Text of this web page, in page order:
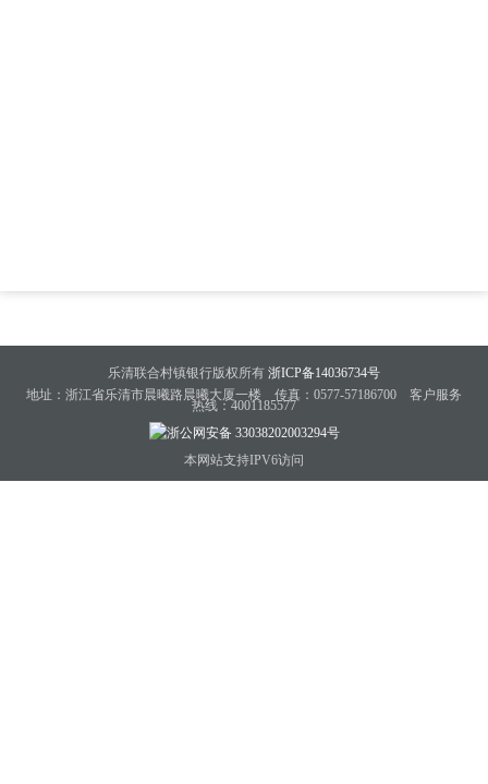
乐清联合村镇银行版权所有 浙ICP备14036734号
地址：浙江省乐清市晨曦路晨曦大厦一楼 传真：0577-57186700 客户服务
热线：4001185577
浙公网安备 33038202003294号
本网站支持IPV6访问